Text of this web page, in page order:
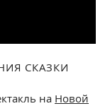
СКАЗКИ
на Новой